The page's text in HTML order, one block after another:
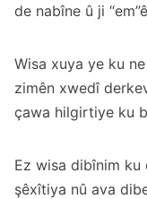
de nabîne û ji
Wisa xuya ye ku
zimên xwedî
çawa hilgirtiye ku
Ez wisa dibînim
şêxîtiya nû ava